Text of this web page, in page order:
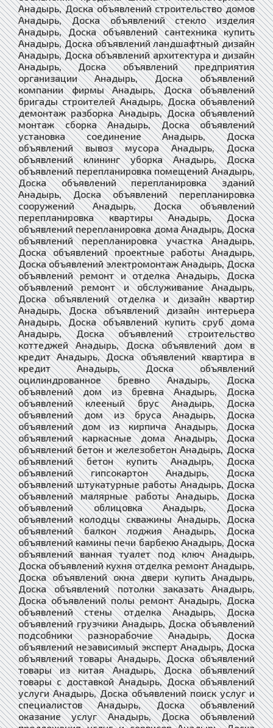
Анадырь, Доска объявлений строительство домов
Анадырь, Доска объявлений стекло изделия
Анадырь, Доска объявлений сантехника купить
Анадырь, Доска объявлений ландшафтный дизайн
Анадырь, Доска объявлений архитектура и дизайн
Анадырь, Доска объявлений предприятия
организации Анадырь, Доска объявлений
компании фирмы Анадырь, Доска объявлений
бригады строителей Анадырь, Доска объявлений
демонтаж разборка Анадырь, Доска объявлений
монтаж сборка Анадырь, Доска объявлений
установка соединение Анадырь, Доска
объявлений вывоз мусора Анадырь, Доска
объявлений клининг уборка Анадырь, Доска
объявлений перепланировка помещений Анадырь,
Доска объявлений перепланировка зданий
Анадырь, Доска объявлений перепланировка
сооружений Анадырь, Доска объявлений
перепланировка квартиры Анадырь, Доска
объявлений перепланировка дома Анадырь, Доска
объявлений перепланировка участка Анадырь,
Доска объявлений проектные работы Анадырь,
Доска объявлений электромонтаж Анадырь, Доска
объявлений ремонт и отделка Анадырь, Доска
объявлений ремонт и обслуживание Анадырь,
Доска объявлений отделка и дизайн квартир
Анадырь, Доска объявлений дизайн интерьера
Анадырь, Доска объявлений купить сруб дома
Анадырь, Доска объявлений строительство
коттеджей Анадырь, Доска объявлений дом в
кредит Анадырь, Доска объявлений квартира в
кредит Анадырь, Доска объявлений
оцилиндрованное бревно Анадырь, Доска
объявлений дом из бревна Анадырь, Доска
объявлений клееный брус Анадырь, Доска
объявлений дом из бруса Анадырь, Доска
объявлений дом из кирпича Анадырь, Доска
объявлений каркасные дома Анадырь, Доска
объявлений бетон и железобетон Анадырь, Доска
объявлений бетон купить Анадырь, Доска
объявлений гипсокартон Анадырь, Доска
объявлений штукатурные работы Анадырь, Доска
объявлений малярные работы Анадырь, Доска
объявлений облицовка Анадырь, Доска
объявлений колодцы скважины Анадырь, Доска
объявлений балкон лоджия Анадырь, Доска
объявлений камины печи барбекю Анадырь, Доска
объявлений ванная туалет под ключ Анадырь,
Доска объявлений кухня отделка ремонт Анадырь,
Доска объявлений окна двери купить Анадырь,
Доска объявлений потолки заказать Анадырь,
Доска объявлений полы ремонт Анадырь, Доска
объявлений стены отделка Анадырь, Доска
объявлений грузчики Анадырь, Доска объявлений
подсобники разнорабочие Анадырь, Доска
объявлений независимый эксперт Анадырь, Доска
объявлений товары Анадырь, Доска объявлений
товары из китая Анадырь, Доска объявлений
товары с доставкой Анадырь, Доска объявлений
услуги Анадырь, Доска объявлений поиск услуг и
специалистов Анадырь, Доска объявлений
оказание услуг Анадырь, Доска объявлений